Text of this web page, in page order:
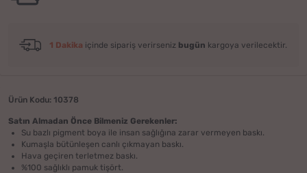
1 Dakika içinde sipariş verirseniz bugün kargoya verilecektir.
Ürün Kodu: 10378
Satın Almadan Önce Bilmeniz Gerekenler:
Su bazlı pigment boya ile insan sağlığına zarar vermeyen baskı.
Kumaşla bütünleşen canlı çıkmayan baskı.
Hava geçiren terletmez baskı.
%100 sağlıklı pamuk tişört.